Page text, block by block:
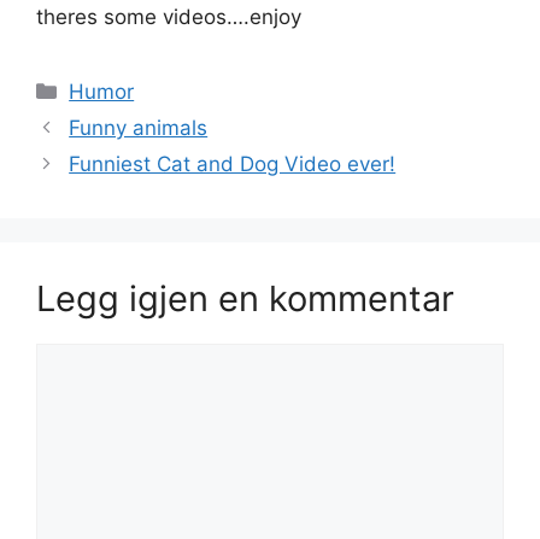
theres some videos….enjoy
Kategorier
Humor
Funny animals
Funniest Cat and Dog Video ever!
Legg igjen en kommentar